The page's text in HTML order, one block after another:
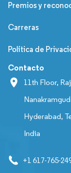
Premios y
Carreras
Política de
Contacto
11th Floor,
Hyderabad,
India
+1 617-765-